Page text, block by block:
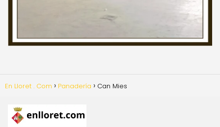
En Lloret . Com Panadería Can Mies